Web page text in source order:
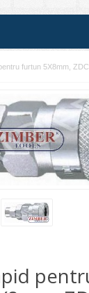
furtun 5X8mm,